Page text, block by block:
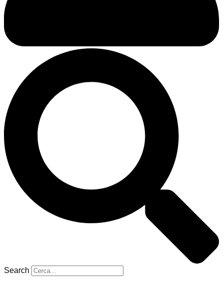
Search